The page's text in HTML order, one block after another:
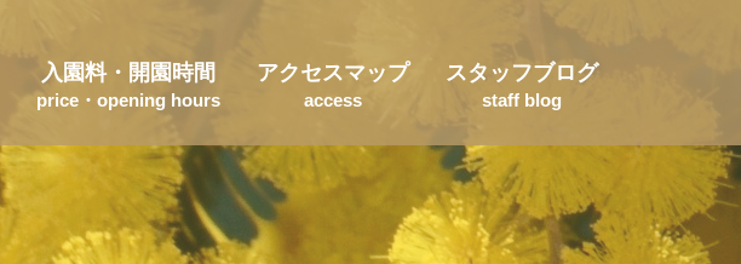
入園料・開園時間
price・opening hours
アクセスマップ
access
スタッフブログ
staff blog